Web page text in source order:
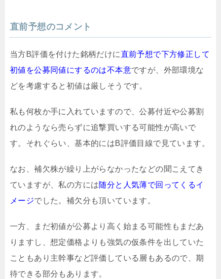
直前予想のコメント
当方B評価を付けた銘柄だけに直前予想で下方修正して
初値を公募同値にするのは不本意ですが、外部環境な
どを考慮すると初値は厳しそうです。
私も何枚か手に入れていますので、公募付近や公募割
れのようなら売らずに追撃買いする可能性が高いで
す。それぐらい、基本的にはB評価目線で見ています。
なお、補欠株が繰り上がらなかったなどの聞こえてき
ていますが、私の方には随分と人気薄で回ってくるイ
メージでした。補欠分も頂いています。
一方、まだ初値が公募より高く始まる可能性もまだあ
りますし、想定価格よりも強気の仮条件を出していた
こともあり主幹事など評価している層もあるので、期
待できる部分もあります。